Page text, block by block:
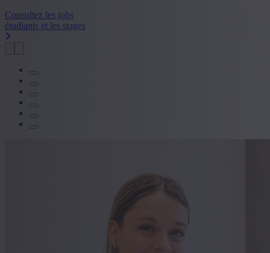
Consultez les jobs
étudiants et les stages